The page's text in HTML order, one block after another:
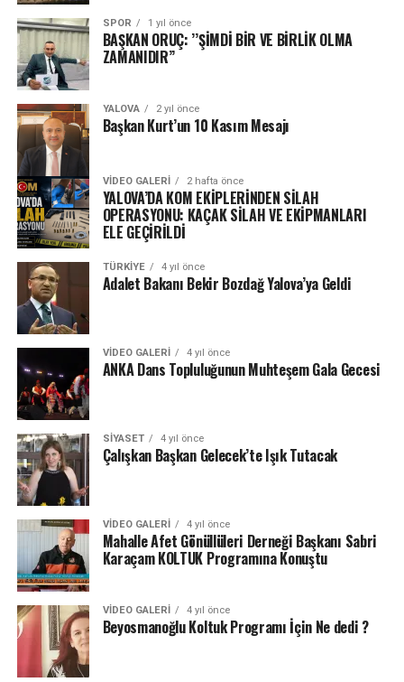
SPOR 1 yıl önce
BAŞKAN ORUÇ: ’’ŞİMDİ BİR VE BİRLİK OLMA
ZAMANIDIR’’
YALOVA 2 yıl önce
Başkan Kurt’un 10 Kasım Mesajı
VIDEO GALERI 2 hafta önce
YALOVA’DA KOM EKİPLERİNDEN SİLAH
OPERASYONU: KAÇAK SİLAH VE EKİPMANLARI
ELE GEÇİRİLDİ
TÜRKIYE 4 yıl önce
Adalet Bakanı Bekir Bozdağ Yalova’ya Geldi
VIDEO GALERI 4 yıl önce
ANKA Dans Topluluğunun Muhteşem Gala Gecesi
SIYASET 4 yıl önce
Çalışkan Başkan Gelecek’te Işık Tutacak
VIDEO GALERI 4 yıl önce
Mahalle Afet Gönüllüleri Derneği Başkanı Sabri
Karaçam KOLTUK Programına Konuştu
VIDEO GALERI 4 yıl önce
Beyosmanoğlu Koltuk Programı İçin Ne dedi ?